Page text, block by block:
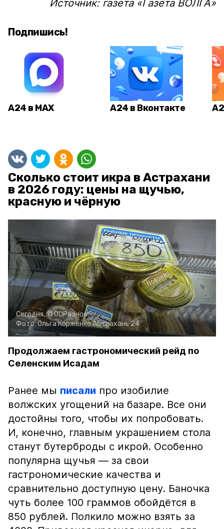
Источник: газета «Газета ВОЛГА»
Подпишись!
А24 в MAX А24 в Вконтакте
Сколько стоит икра в Астрахани
в 2026 году: цены на щучью,
красную и чёрную
Сегодня, 11:00Разное
Фото:Ольга КорженкоАстрахань 24
Продолжаем гастрономический рейд по
Селенским Исадам
Ранее мы писали про изобилие
волжских угощений на базаре. Все они
достойны того, чтобы их попробовать.
И, конечно, главным украшением стола
станут бутерброды с икрой. Особенно
популярна щучья — за свои
гастрономические качества и
сравнительно доступную цену. Баночка
чуть более 100 граммов обойдётся в
850 рублей. Полкило можно взять за